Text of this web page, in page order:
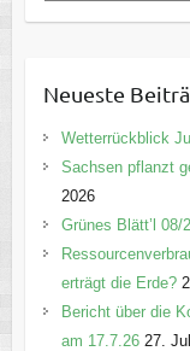
a
g
o
r
e
n
Neueste
Wetterrückblick
Sachsen pflanzt
2026
Grünes Blätt’l 08/
erträgt die Erde?
Bericht über die
am 17.7.26 27.